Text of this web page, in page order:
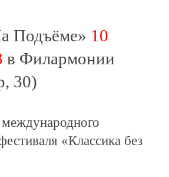
Подъёме» 10
в Филармонии
30)
«Классика без